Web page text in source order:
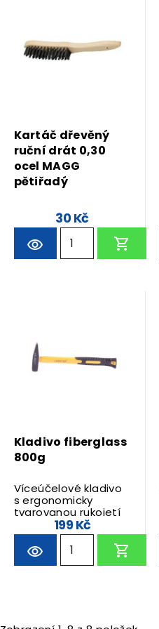
Kartáč dřevěný
ruční drát 0,30
ocel MAGG
pětiřadý
30 Kč
Kladivo fiberglass
800g
Víceúčelové kladivo
s ergonomicky
tvarovanou rukojetí
ze sklolaminátu.
199 Kč